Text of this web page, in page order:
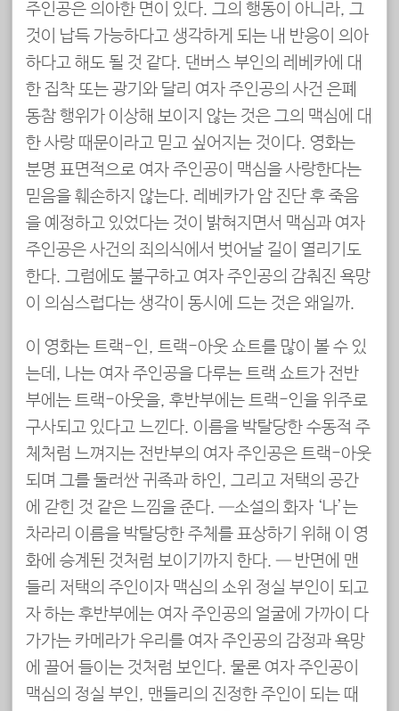
주인공은 의아한 면이 있다. 그의 행동이 아니라, 그
것이 납득 가능하다고 생각하게 되는 내 반응이 의아
하다고 해도 될 것 같다. 댄버스 부인의 레베카에 대
한 집착 또는 광기와 달리 여자 주인공의 사건 은폐
동참 행위가 이상해 보이지 않는 것은 그의 맥심에 대
한 사랑 때문이라고 믿고 싶어지는 것이다. 영화는
분명 표면적으로 여자 주인공이 맥심을 사랑한다는
믿음을 훼손하지 않는다. 레베카가 암 진단 후 죽음
을 예정하고 있었다는 것이 밝혀지면서 맥심과 여자
주인공은 사건의 죄의식에서 벗어날 길이 열리기도
한다. 그럼에도 불구하고 여자 주인공의 감춰진 욕망
이 의심스럽다는 생각이 동시에 드는 것은 왜일까.
이 영화는 트랙-인, 트랙-아웃 쇼트를 많이 볼 수 있
는데, 나는 여자 주인공을 다루는 트랙 쇼트가 전반
부에는 트랙-아웃을, 후반부에는 트랙-인을 위주로
구사되고 있다고 느낀다. 이름을 박탈당한 수동적 주
체처럼 느껴지는 전반부의 여자 주인공은 트랙-아웃
되며 그를 둘러싼 귀족과 하인, 그리고 저택의 공간
에 갇힌 것 같은 느낌을 준다. ­­—소설의 화자 ‘나’는
차라리 이름을 박탈당한 주체를 표상하기 위해 이 영
화에 승계된 것처럼 보이기까지 한다. — 반면에 맨
들리 저택의 주인이자 맥심의 소위 정실 부인이 되고
자 하는 후반부에는 여자 주인공의 얼굴에 가까이 다
가가는 카메라가 우리를 여자 주인공의 감정과 욕망
에 끌어 들이는 것처럼 보인다. 물론 여자 주인공이
맥심의 정실 부인, 맨들리의 진정한 주인이 되는 때